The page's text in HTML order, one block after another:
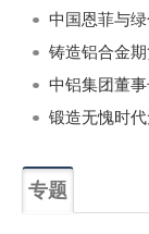
中国恩菲与
铸造铝合金
专题